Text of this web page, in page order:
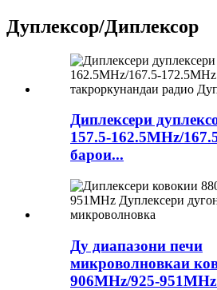
Дуплексор/Диплексор
Диплексери
157.5-162.5MHz/
барои...
Ду диапазони печи
микроволновкаи
906MHz/925-